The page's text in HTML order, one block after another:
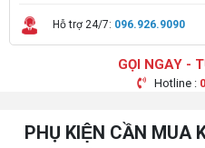
Hỗ trợ 24/7: 096.926.9090
GỌI NGAY -
Hotline :
PHỤ KIỆN CẦN MUA